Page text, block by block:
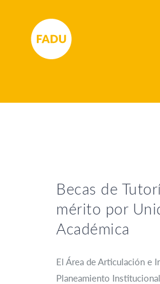
Becas de
mérito por
Académica
El Área de Articulación e
Planeamiento